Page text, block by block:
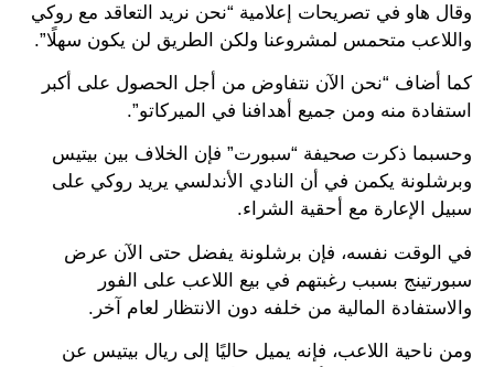
وقال هاو في تصريحات إعلامية “نحن نريد التعاقد مع روكي
واللاعب متحمس لمشروعنا ولكن الطريق لن يكون سهلًا”.
كما أضاف “نحن الآن نتفاوض من أجل الحصول على أكبر
استفادة منه ومن جميع أهدافنا في الميركاتو”.
وحسبما ذكرت صحيفة “سبورت” فإن الخلاف بين بيتيس
وبرشلونة يكمن في أن النادي الأندلسي يريد روكي على
سبيل الإعارة مع أحقية الشراء.
في الوقت نفسه، فإن برشلونة يفضل حتى الآن عرض
سبورتينج بسبب رغبتهم في بيع اللاعب على الفور
والاستفادة المالية من خلفه دون الانتظار لعام آخر.
ومن ناحية اللاعب، فإنه يميل حاليًا إلى ريال بيتيس عن